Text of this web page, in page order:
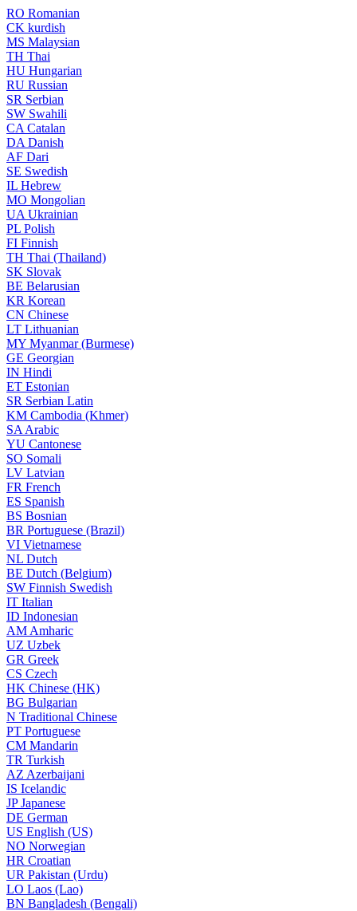
RO Romanian
CK kurdish
MS Malaysian
TH Thai
HU Hungarian
RU Russian
SR Serbian
SW Swahili
CA Catalan
DA Danish
AF Dari
SE Swedish
IL Hebrew
MO Mongolian
UA Ukrainian
PL Polish
FI Finnish
TH Thai (Thailand)
SK Slovak
BE Belarusian
KR Korean
CN Chinese
LT Lithuanian
MY Myanmar (Burmese)
GE Georgian
IN Hindi
ET Estonian
SR Serbian Latin
KM Cambodia (Khmer)
SA Arabic
YU Cantonese
SO Somali
LV Latvian
FR French
ES Spanish
BS Bosnian
BR Portuguese (Brazil)
VI Vietnamese
NL Dutch
BE Dutch (Belgium)
SW Finnish Swedish
IT Italian
ID Indonesian
AM Amharic
UZ Uzbek
GR Greek
CS Czech
HK Chinese (HK)
BG Bulgarian
N Traditional Chinese
PT Portuguese
CM Mandarin
TR Turkish
AZ Azerbaijani
IS Icelandic
JPJapanese
DE German
US English (US)
NO Norwegian
HR Croatian
UR Pakistan (Urdu)
LO Laos (Lao)
BN Bangladesh (Bengali)